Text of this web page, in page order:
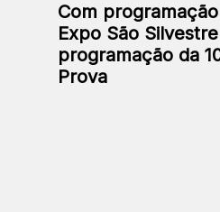
Com
Expo São
programação da
Prova